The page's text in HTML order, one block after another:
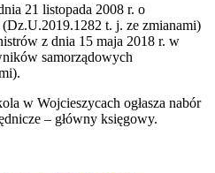
21 listopada 2008 r. o
t. j. ze zmianami)
z dnia 15 maja 2018 r. w
samorządowych
w Wojcieszycach ogłasza nabór
– główny księgowy.